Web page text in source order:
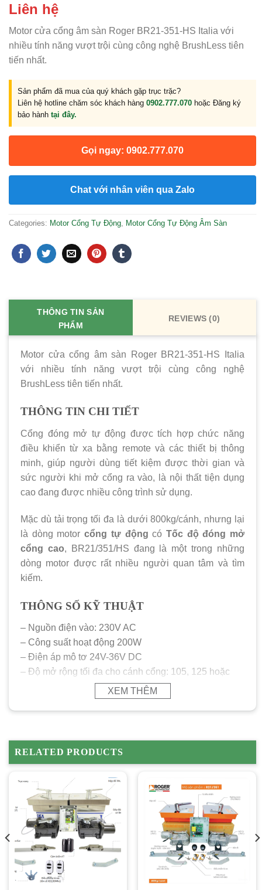
Liên hệ
Motor cửa cổng âm sàn Roger BR21-351-HS Italia với
nhiều tính năng vượt trội cùng công nghệ BrushLess tiên
tiến nhất.
Sản phẩm đã mua của quý khách gặp trục trặc?
Liên hệ hotline chăm sóc khách hàng 0902.777.070 hoặc Đăng ký
bảo hành tại đây.
Gọi ngay: 0902.777.070
Chat với nhân viên qua Zalo
Categories: Motor Cổng Tự Động Motor Cổng Tự Động Âm Sàn
THÔNG TIN SẢN
PHẨM
REVIEWS (0)
Motor cửa cổng âm sàn Roger BR21-351-HS Italia
với nhiều tính năng vượt trội cùng công nghệ
BrushLess tiên tiến nhất.
THÔNG TIN CHI TIẾT
Cổng đóng mở tự động được tích hợp chức năng
điều khiển từ xa bằng remote và các thiết bị thông
minh, giúp người dùng tiết kiệm được thời gian và
sức người khi mở cổng ra vào, là nội thất tiện dụng
cao đang được nhiều công trình sử dụng.
Mặc dù tải trọng tối đa là dưới 800kg/cánh, nhưng lại
là dòng motorcổng tự động có Tốc độ đóng mở
cổng cao, BR21/351/HS đang là một trong những
dòng motor được rất nhiều người quan tâm và tìm
kiếm.
THÔNG SỐ KỸ THUẬT
– Nguồn điện vào: 230V AC
– Công suất hoạt động 200W
– Điện áp mô tơ 24V-36V DC
– Độ mở rộng tối đa cho cánh cổng: 105, 125 hoặc
– Thời gian mở hết 90 độ: 10-25 giây – Có thể thiết
– Chỉ số chống bụi, chống nước: IP67
– Kết nối SmartHome
– Kết nối các thiết bị an toàn và kiểm soát khác
Các thiết bị chính trong một bộ motor
BR21/351/HS
– BR21/351/HS – 2 Motor điện cho 2 cánh cổng
– EDGE1/Box – 1 Bộ hộp tủ điều khiển
XEM THÊM
RELATED PRODUCTS